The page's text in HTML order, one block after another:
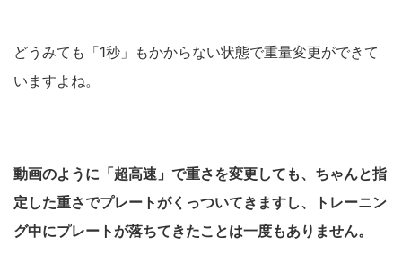
どうみても「1秒」もかからない状態で重量変更ができて
いますよね。
動画のように「超高速」で重さを変更しても、ちゃんと指
定した重さでプレートがくっついてきますし、トレーニン
グ中にプレートが落ちてきたことは一度もありません。